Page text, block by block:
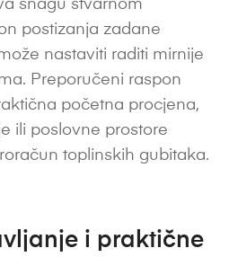
snagu stvarnom
postizanja zadane
nastaviti raditi mirnije
Preporučeni raspon
početna procjena,
ili poslovne prostore
toplinskih gubitaka.
i praktične